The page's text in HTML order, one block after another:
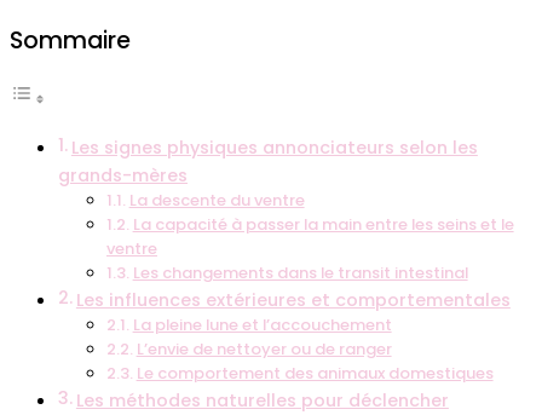
Sommaire
Les signes physiques annonciateurs selon les
grands-mères
La descente du ventre
La capacité à passer la main entre les seins et le
ventre
Les changements dans le transit intestinal
Les influences extérieures et comportementales
La pleine lune et l’accouchement
L’envie de nettoyer ou de ranger
Le comportement des animaux domestiques
Les méthodes naturelles pour déclencher